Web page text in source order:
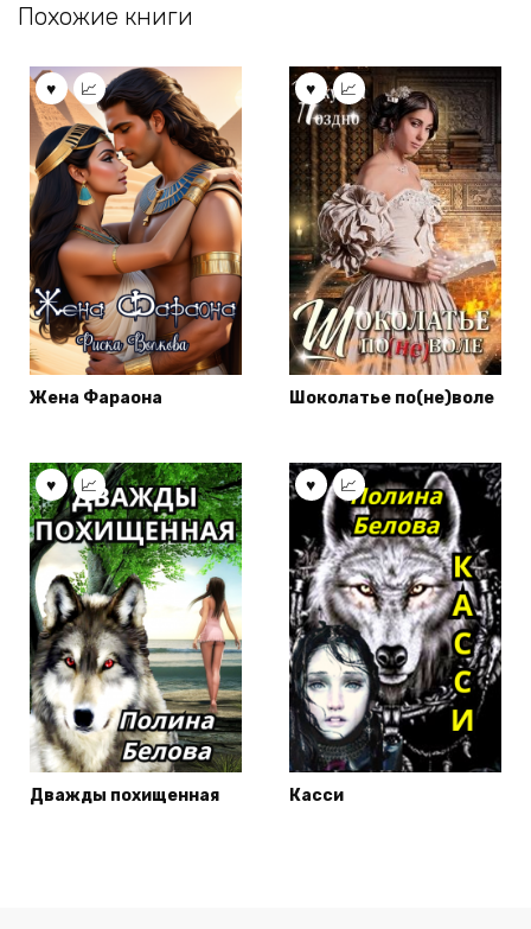
Похожие книги
Жена Фараона Шоколатье по(не)воле
Дважды похищенная Касси